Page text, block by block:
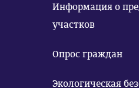
Информация о
участков
Опрос граждан
Экологическая